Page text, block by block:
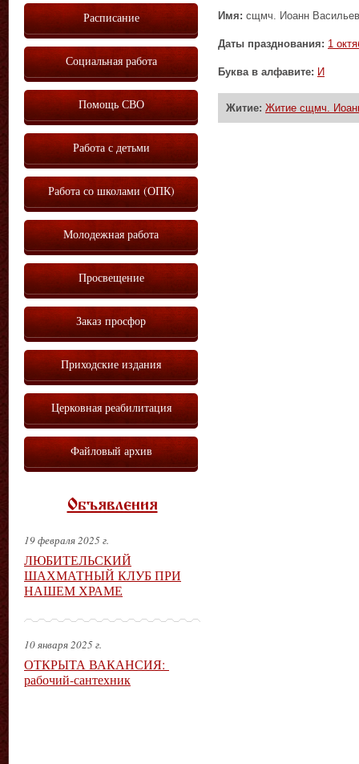
Имя: сщмч. Иоанн Васильев
Даты празднования: 1
Буква в алфавите: И
Житие: Житие сщмч.
Расписание
Социальная работа
Помощь СВО
Работа с детьми
Работа со школами (ОПК)
Молодежная работа
Просвещение
Заказ просфор
Приходские издания
Церковная реабилитация
Файловый архив
Объявления
19 февраля 2025 г.
ЛЮБИТЕЛЬСКИЙ
ШАХМАТНЫЙ КЛУБ ПРИ
НАШЕМ ХРАМЕ
10 января 2025 г.
ОТКРЫТА ВАКАНСИЯ:
рабочий-сантехник